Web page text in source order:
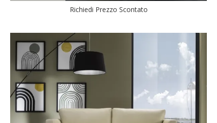
Richiedi Prezzo Scontato